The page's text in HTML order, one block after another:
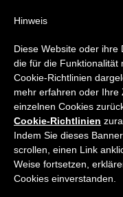
Phänomena.
zur
und Rätsel
Hinweis
Diese Website oder ihre
die für die Funktionalität
Cookie-Richtlinien
mehr erfahren oder Ihre
einzelnen Cookies
Cookie-Richtlinien
Indem Sie dieses
scrollen, einen Link
Weise fortsetzen,
Cookies einverstanden.